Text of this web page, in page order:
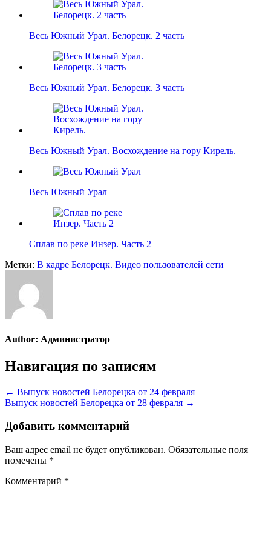
Весь Южный Урал. Белорецк. 2 часть
Весь Южный Урал. Белорецк. 3 часть
Весь Южный Урал. Восхождение на гору Кирель.
Весь Южный Урал
Сплав по реке Инзер. Часть 2
Метки: В кадре Белорецк. Видео пользователей сети
Author: Администратор
Навигация по записям
← Выпуск новостей Белорецка от 24 февраля
Выпуск новостей Белорецка от 28 февраля →
Добавить комментарий
Ваш адрес email не будет опубликован. Обязательные поля
помечены *
Комментарий *